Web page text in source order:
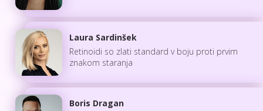
Laura Sardinšek
Retinoidi so zlati standard v boju proti prvim
znakom staranja
Boris Dragan